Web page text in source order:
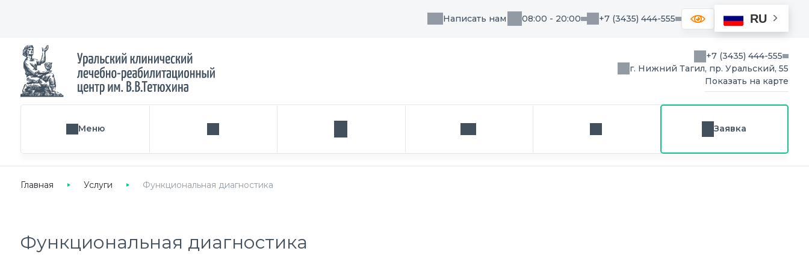
Написать нам 08:00 - 20:00 +7 (3435) 444-555 RU
+7 (3435) 444-555
г. Нижний Тагил, пр. Уральский, 55
Показать на карте
Меню Поиск услуги, направления или врача Написать нам Заказ звонка Заявка
Главная Услуги Функциональная диагностика
Функциональная диагностика